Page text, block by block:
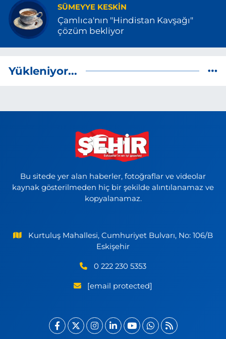
SÜMEYYE KESKIN
Çamlıca'nın "Hindistan Kavşağı"
çözüm bekliyor
Yükleniyor...
Bu sitede yer alan haberler, fotoğraflar ve videolar
kaynak gösterilmeden hiç bir şekilde alıntılanamaz ve
kopyalanamaz.
Kurtuluş Mahallesi, Cumhuriyet Bulvarı, No: 106/B
Eskişehir
0 222 230 5353
[email protected]